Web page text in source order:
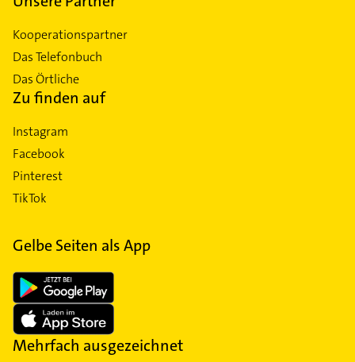
Kooperationspartner
Das Telefonbuch
Das Örtliche
Zu finden auf
Instagram
Facebook
Pinterest
TikTok
Gelbe Seiten als App
Mehrfach ausgezeichnet